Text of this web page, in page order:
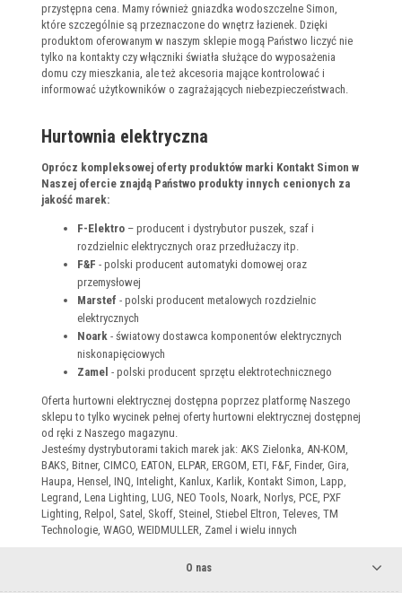
przystępna cena. Mamy również gniazdka wodoszczelne Simon,
które szczególnie są przeznaczone do wnętrz łazienek. Dzięki
produktom oferowanym w naszym sklepie mogą Państwo liczyć nie
tylko na kontakty czy włączniki światła służące do wyposażenia
domu czy mieszkania, ale też akcesoria mające kontrolować i
informować użytkowników o zagrażających niebezpieczeństwach.
Hurtownia elektryczna
Oprócz kompleksowej oferty produktów marki Kontakt Simon w
Naszej ofercie znajdą Państwo produkty innych cenionych za
jakość marek:
F-Elektro – producent i dystrybutor puszek, szaf i
rozdzielnic elektrycznych oraz przedłużaczy itp.
F&F - polski producent automatyki domowej oraz
przemysłowej
Marstef - polski producent metalowych rozdzielnic
elektrycznych
Noark - światowy dostawca komponentów elektrycznych
niskonapięciowych
Zamel - polski producent sprzętu elektrotechnicznego
Oferta hurtowni elektrycznej dostępna poprzez platformę Naszego
sklepu to tylko wycinek pełnej oferty hurtowni elektrycznej dostępnej
od ręki z Naszego magazynu.
Jesteśmy dystrybutorami takich marek jak: AKS Zielonka, AN-KOM,
BAKS, Bitner, CIMCO, EATON, ELPAR, ERGOM, ETI, F&F, Finder, Gira,
Haupa, Hensel, INQ, Intelight, Kanlux, Karlik, Kontakt Simon, Lapp,
Legrand, Lena Lighting, LUG, NEO Tools, Noark, Norlys, PCE, PXF
Lighting, Relpol, Satel, Skoff, Steinel, Stiebel Eltron, Televes, TM
Technologie, WAGO, WEIDMULLER, Zamel i wielu innych
O nas